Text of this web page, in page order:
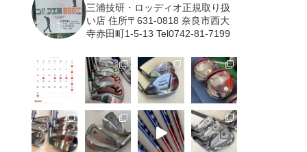
三浦技研・ロッディオ正規取り扱
い店 住所〒631-0818 奈良市西大
寺赤田町1-5-13 Tel0742-81-7199